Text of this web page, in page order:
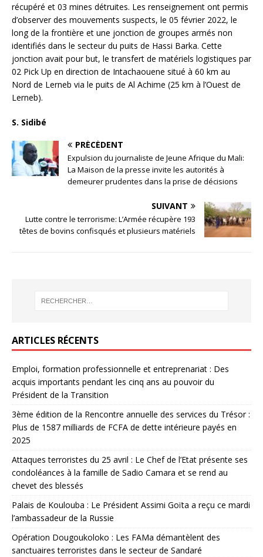
récupéré et 03 mines détruites. Les renseignement ont permis
d’observer des mouvements suspects, le 05 février 2022, le
long de la frontière et une jonction de groupes armés non
identifiés dans le secteur du puits de Hassi Barka. Cette
jonction avait pour but, le transfert de matériels logistiques par
02 Pick Up en direction de Intachaouene situé à 60 km au
Nord de Lerneb via le puits de Al Achime (25 km à l’Ouest de
Lerneb).
S. Sidibé
PRÉCÉDENT
Expulsion du journaliste de Jeune Afrique du Mali:
La Maison de la presse invite les autorités à
demeurer prudentes dans la prise de décisions
SUIVANT
Lutte contre le terrorisme: L’Armée récupère 193
têtes de bovins confisqués et plusieurs matériels
ARTICLES RÉCENTS
Emploi, formation professionnelle et entreprenariat : Des
acquis importants pendant les cinq ans au pouvoir du
Président de la Transition
3ème édition de la Rencontre annuelle des services du Trésor :
Plus de 1587 milliards de FCFA de dette intérieure payés en
2025
Attaques terroristes du 25 avril : Le Chef de l’Etat présente ses
condoléances à la famille de Sadio Camara et se rend au
chevet des blessés
Palais de Koulouba : Le Président Assimi Goïta a reçu ce mardi
l’ambassadeur de la Russie
Opération Dougoukoloko : Les FAMa démantèlent des
sanctuaires terroristes dans le secteur de Sandaré